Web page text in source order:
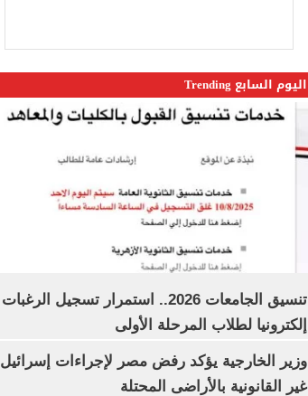
اليوم السابع Trending
تنسيق الجامعات 2026.. استمرار تسجيل الرغبات
إلكترونيا لطلاب المرحلة الأولى
وزير الخارجية يؤكد رفض مصر لإجراءات إسرائيل
غير القانونية بالأراضى المحتلة